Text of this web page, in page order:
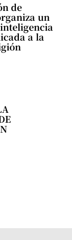
de
un
a la